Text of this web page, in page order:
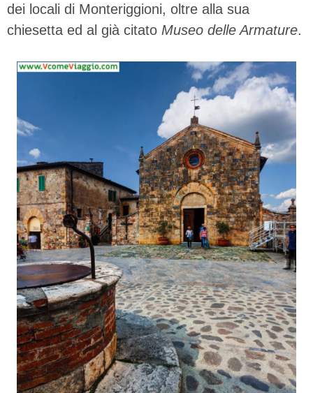
dei locali di Monteriggioni, oltre alla sua
chiesetta ed al già citato Museo delle Armature.